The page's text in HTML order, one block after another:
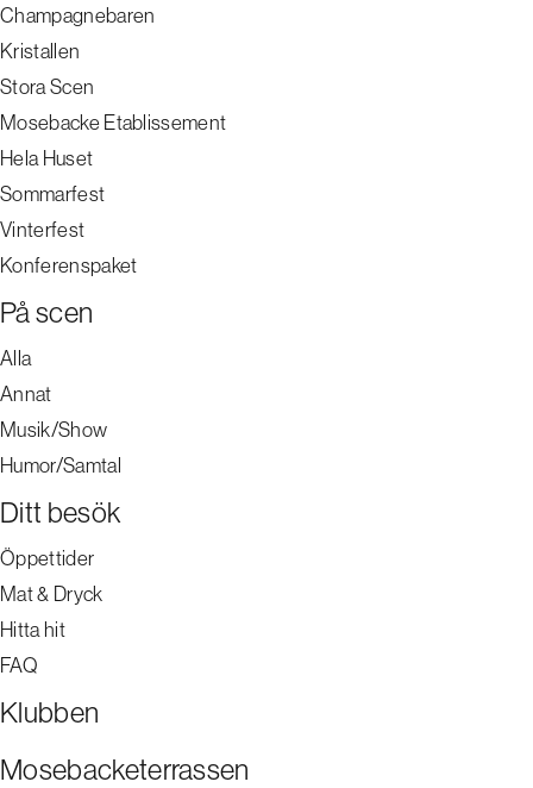
Champagnebaren
Kristallen
Stora Scen
Mosebacke Etablissement
Hela Huset
Sommarfest
Vinterfest
Konferenspaket
På scen
Alla
Annat
Musik/Show
Humor/Samtal
Ditt besök
Öppettider
Mat & Dryck
Hitta hit
FAQ
Klubben
Mosebacketerrassen